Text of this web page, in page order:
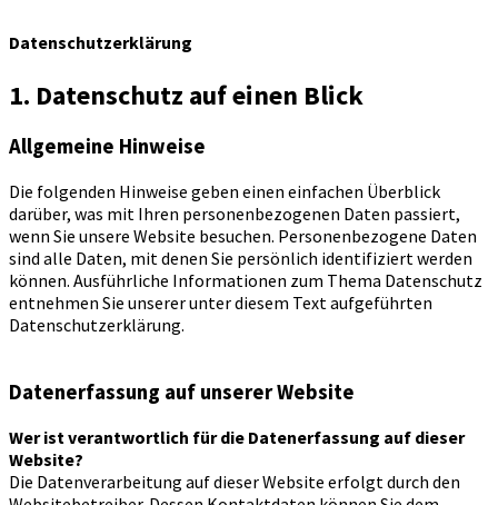
Datenschutzerklärung
1. Datenschutz auf einen Blick
Allgemeine Hinweise
Die folgenden Hinweise geben einen einfachen Überblick
darüber, was mit Ihren personenbezogenen Daten passiert,
wenn Sie unsere Website besuchen. Personenbezogene Daten
sind alle Daten, mit denen Sie persönlich identifiziert werden
können. Ausführliche Informationen zum Thema Datenschutz
entnehmen Sie unserer unter diesem Text aufgeführten
Datenschutzerklärung.
Datenerfassung auf unserer Website
Wer ist verantwortlich für die Datenerfassung auf dieser
Website?
Die Datenverarbeitung auf dieser Website erfolgt durch den